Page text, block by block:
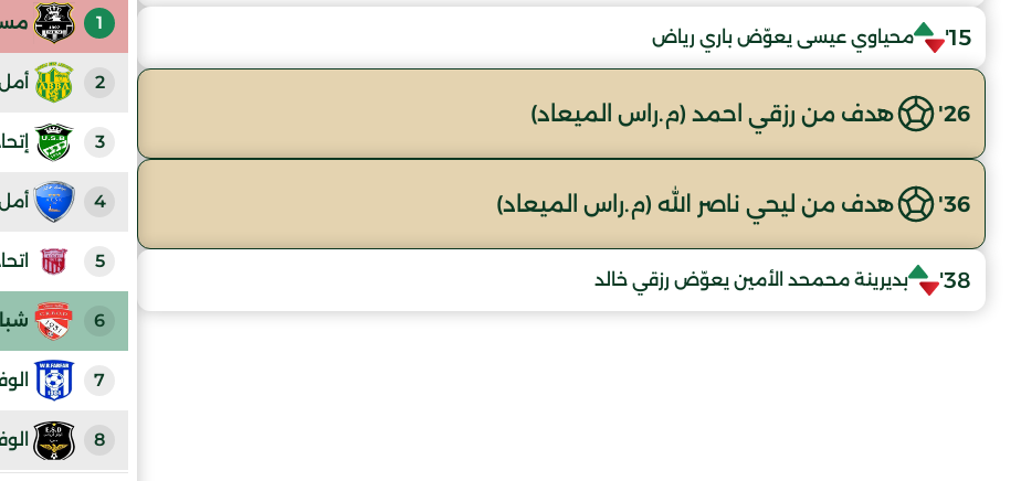
15' محياوي عيسى يعوّض باري رياض
26' هدف من رزقي احمد (م.راس الميعاد)
36' هدف من ليحي ناصر الله (م.راس الميعاد)
38' بديرينة محمحد الأمين يعوّض رزقي خالد
1
2
3
4
5
6
7
8